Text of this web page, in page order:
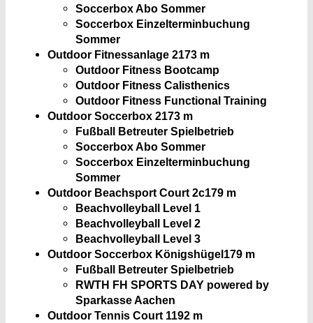
Soccerbox Abo Sommer
Soccerbox Einzelterminbuchung
Sommer
Outdoor Fitnessanlage 2173 m
Outdoor Fitness Bootcamp
Outdoor Fitness Calisthenics
Outdoor Fitness Functional Training
Outdoor Soccerbox 2173 m
Fußball Betreuter Spielbetrieb
Soccerbox Abo Sommer
Soccerbox Einzelterminbuchung
Sommer
Outdoor Beachsport Court 2c179 m
Beachvolleyball Level 1
Beachvolleyball Level 2
Beachvolleyball Level 3
Outdoor Soccerbox Königshügel179 m
Fußball Betreuter Spielbetrieb
RWTH FH SPORTS DAY powered by
Sparkasse Aachen
Outdoor Tennis Court 1192 m